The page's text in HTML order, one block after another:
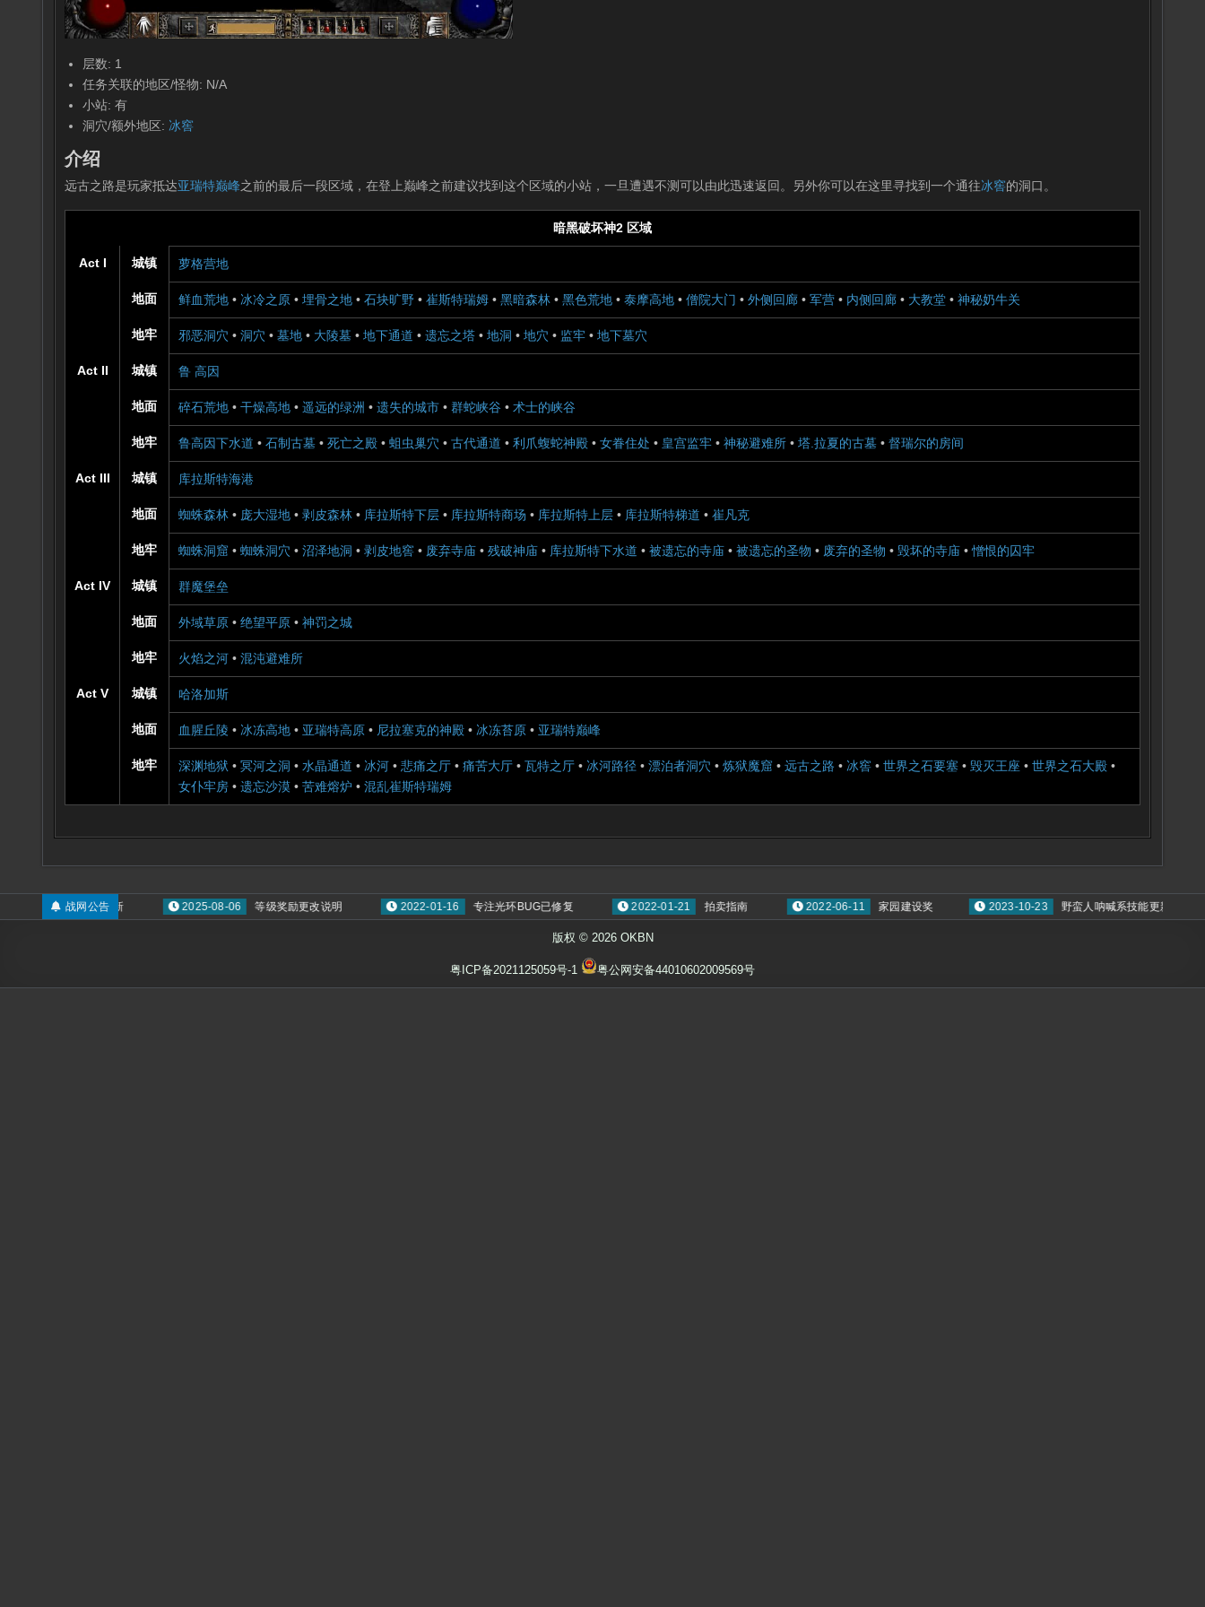
层数: 1
任务关联的地区/怪物: N/A
小站: 有
洞穴/额外地区: 冰窖
介绍
远古之路是玩家抵达亚瑞特巅峰之前的最后一段区域，在登上巅峰之前建议找到这个区域的小站，一旦遭遇不测可以由此迅速返回。另外你可以在这里寻找到一个通往冰窖的洞口。
暗黑破坏神2 区域
Act I 城镇 萝格营地
地面 鲜血荒地 • 冰冷之原 • 埋骨之地 • 石块旷野 • 崔斯特瑞姆 • 黑暗森林 • 黑色荒地 • 泰摩高地 • 僧院大门 • 外侧回廊 • 军营 • 内侧回廊 • 大教堂 • 神秘奶牛关
地牢 邪恶洞穴 • 洞穴 • 墓地 • 大陵墓 • 地下通道 • 遗忘之塔 • 地洞 • 地穴 • 监牢 • 地下墓穴
Act II 城镇 鲁 高因
地面 碎石荒地 • 干燥高地 • 遥远的绿洲 • 遗失的城市 • 群蛇峡谷 • 术士的峡谷
地牢 鲁高因下水道 • 石制古墓 • 死亡之殿 • 蛆虫巢穴 • 古代通道 • 利爪蝮蛇神殿 • 女眷住处 • 皇宫监牢 • 神秘避难所 • 塔.拉夏的古墓 • 督瑞尔的房间
Act III 城镇 库拉斯特海港
地面 蜘蛛森林 • 庞大湿地 • 剥皮森林 • 库拉斯特下层 • 库拉斯特商场 • 库拉斯特上层 • 库拉斯特梯道 • 崔凡克
地牢 蜘蛛洞窟 • 蜘蛛洞穴 • 沼泽地洞 • 剥皮地窖 • 废弃寺庙 • 残破神庙 • 库拉斯特下水道 • 被遗忘的寺庙 • 被遗忘的圣物 • 废弃的圣物 • 毁坏的寺庙 •憎恨的囚牢
Act IV 城镇 群魔堡垒
地面 外域草原 • 绝望平原 • 神罚之城
地牢 火焰之河 • 混沌避难所
Act V 城镇 哈洛加斯
地面 血腥丘陵 • 冰冻高地 • 亚瑞特高原 • 尼拉塞克的神殿 • 冰冻苔原 • 亚瑞特巅峰
地牢 深渊地狱 • 冥河之洞 • 水晶通道 • 冰河 • 悲痛之厅 • 痛苦大厅 • 瓦特之厅 • 冰河路径 • 漂泊者洞穴 • 炼狱魔窟 • 远古之路 • 冰窖 • 世界之石要塞 • 毁灭王座 • 世界之石大殿 •
女仆牢房 • 遗忘沙漠 • 苦难熔炉 • 混乱崔斯特瑞姆
战网公告
人呐喊系技能更新 2025-08-06 等级奖励更改说明 2022-01-16 专注光环BUG已修复 2022-01-21 拍卖指南 2022-06-11 家园建设奖 2023-10-23 野蛮人呐喊系技能更新
版权 © 2026 OKBN
粤ICP备2021125059号-1 粤公网安备44010602009569号